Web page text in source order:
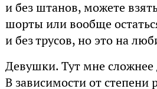
и без штанов, можете
шорты или вообще
и без трусов, но это на
Девушки. Тут мне сложнее
В зависимости от степени